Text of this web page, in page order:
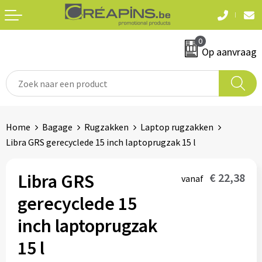
0
Op aanvraag
T-shirts
Sweaters en hoodies
Jassen
Hemden
Badtextiel & douche
Automerken
Eten & drinken
Snoepgoed
Waterflesjes
Schrijf & papierwaren
Home Bagage Rugzakken
Laptop rugzakken
Libra GRS gerecyclede 15 inch laptoprugzak 15 l
Libra GRS
gerecyclede 15
inch laptoprugzak
15 l
vanaf € 22,38